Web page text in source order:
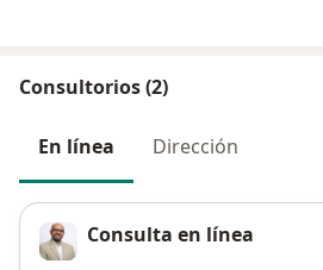
Consultorios (2)
En línea Dirección
Consulta en línea